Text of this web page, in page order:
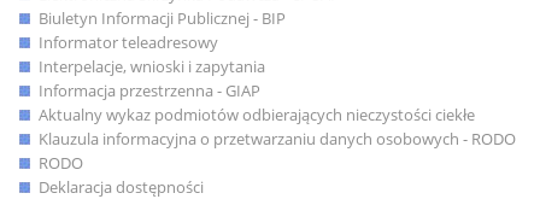
Biuletyn Informacji Publicznej - BIP
Informator teleadresowy
Interpelacje, wnioski i zapytania
Informacja przestrzenna - GIAP
Aktualny wykaz podmiotów odbierających nieczystości ciekłe
Klauzula informacyjna o przetwarzaniu danych osobowych - RODO
RODO
Deklaracja dostępności